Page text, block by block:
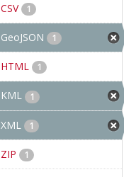
CSV 1
GeoJSON 1
HTML 1
KML 1
XML 1
ZIP 1